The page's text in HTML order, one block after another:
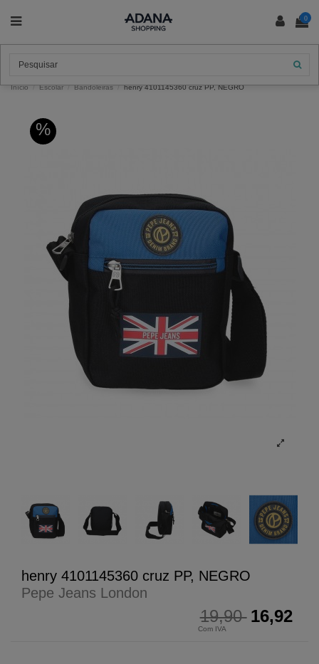
0
Início Escolar Bandoleiras henry 4101145360 cruz PP, NEGRO
%
henry 4101145360 cruz PP, NEGRO
Pepe Jeans London
19,90 16,92
Com IVA